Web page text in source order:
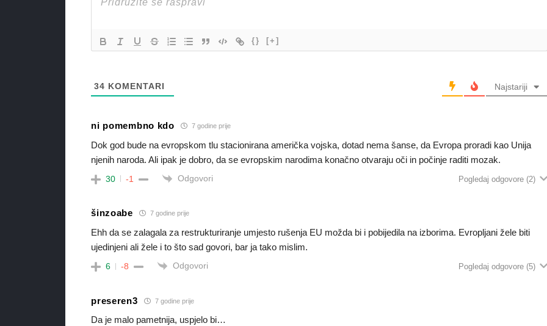
{} [+]
34 KOMENTARI Najstariji
ni pomembno kdo 7 godine prije
Dok god bude na evropskom tlu stacionirana američka vojska, dotad nema šanse, da Evropa proradi kao Unija
njenih naroda. Ali ipak je dobro, da se evropskim narodima konačno otvaraju oči in počinje raditi mozak.
30 -1 Odgovori Pogledaj odgovore (2)
šinzoabe 7 godine prije
Ehh da se zalagala za restrukturiranje umjesto rušenja EU možda bi i pobijedila na izborima. Evropljani žele biti
ujedinjeni ali žele i to što sad govori, bar ja tako mislim.
6 -8 Odgovori Pogledaj odgovore (5)
preseren3 7 godine prije
Da je malo pametnija, uspjelo bi…